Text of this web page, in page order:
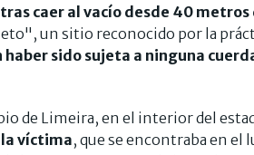
caer al vacío desde 40
un sitio reconocido por la
haber sido sujeta a ninguna
de Limeira, en el interior del
víctima, que se encontraba en el